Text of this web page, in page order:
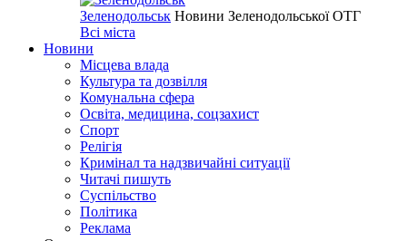
Зеленодольськ Новини Зеленодольської ОТГ
Всі міста
Новини
Місцева влада
Культура та дозвілля
Комунальна сфера
Освіта, медицина, соцзахист
Спорт
Релігія
Кримінал та надзвичайні ситуації
Читачі пишуть
Суспільство
Політика
Реклама